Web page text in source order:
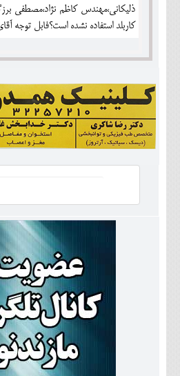
ذلیکانی،مهندس کاظم نژاد،مصطفی
کاربلد استفاده نشده است؟فابل توجه